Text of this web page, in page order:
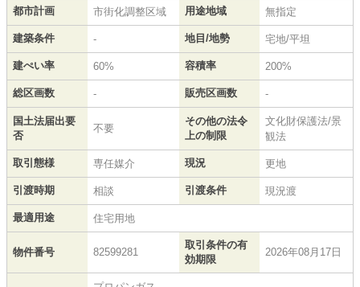
都市計画 市街化調整区域 用途地域 無指定
建築条件 - 地目/地勢 宅地/平坦
建ぺい率 60% 容積率 200%
総区画数 - 販売区画数 -
国土法届出要
否
不要
その他の法令
上の制限
文化財保護法/景
観法
取引態様 専任媒介 現況 更地
引渡時期 相談 引渡条件 現況渡
最適用途 住宅用地
物件番号 82599281
取引条件の有
効期限
2026年08月17日